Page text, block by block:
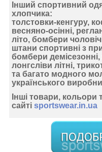
Інший спортивний
хлопчика:
толстовки-кенгуру,
весняно-осінні,
літо, бомбери
штани спортивні з
бомбери
лонгсліви літні,
та багато модного
українського
Інші товари, кольори
сайті sportswear.in.ua